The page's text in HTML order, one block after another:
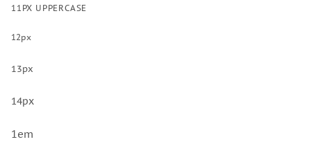
11PX UPPERCASE
12px
13px
14px
1em